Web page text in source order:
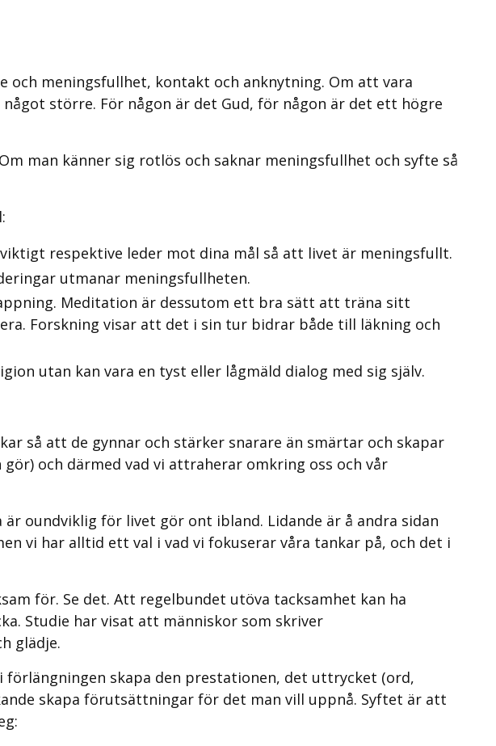
och meningsfullhet, kontakt och anknytning. Om att vara
större. För någon är det Gud, för någon är det ett högre
man känner sig rotlös och saknar meningsfullhet och syfte så
respektive leder mot dina mål så att livet är meningsfullt.
utmanar meningsfullheten.
Meditation är dessutom ett bra sätt att träna sitt
Forskning visar att det i sin tur bidrar både till läkning och
utan kan vara en tyst eller lågmäld dialog med sig själv.
så att de gynnar och stärker snarare än smärtar och skapar
och därmed vad vi attraherar omkring oss och vår
oundviklig för livet gör ont ibland. Lidande är å andra sidan
vi har alltid ett val i vad vi fokuserar våra tankar på, och det i
för. Se det. Att regelbundet utöva tacksamhet kan ha
Studie har visat att människor som skriver
glädje.
skapa den prestationen, det uttrycket (ord,
skapa förutsättningar för det man vill uppnå. Syftet är att